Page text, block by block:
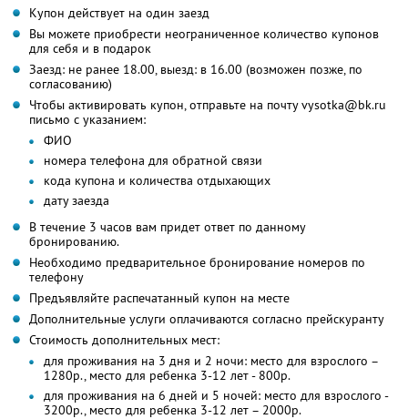
Купон действует на один заезд
Вы можете приобрести неограниченное количество купонов
для себя и в подарок
Заезд: не ранее 18.00, выезд: в 16.00 (возможен позже, по
согласованию)
Чтобы активировать купон, отправьте на почту vysotka@bk.ru
письмо с указанием:
ФИО
номера телефона для обратной связи
кода купона и количества отдыхающих
дату заезда
В течение 3 часов вам придет ответ по данному
бронированию.
Необходимо предварительное бронирование номеров по
телефону
Предъявляйте распечатанный купон на месте
Дополнительные услуги оплачиваются согласно прейскуранту
Стоимость дополнительных мест:
для проживания на 3 дня и 2 ночи: место для взрослого –
1280р., место для ребенка 3-12 лет - 800р.
для проживания на 6 дней и 5 ночей: место для взрослого -
3200р., место для ребенка 3-12 лет – 2000р.